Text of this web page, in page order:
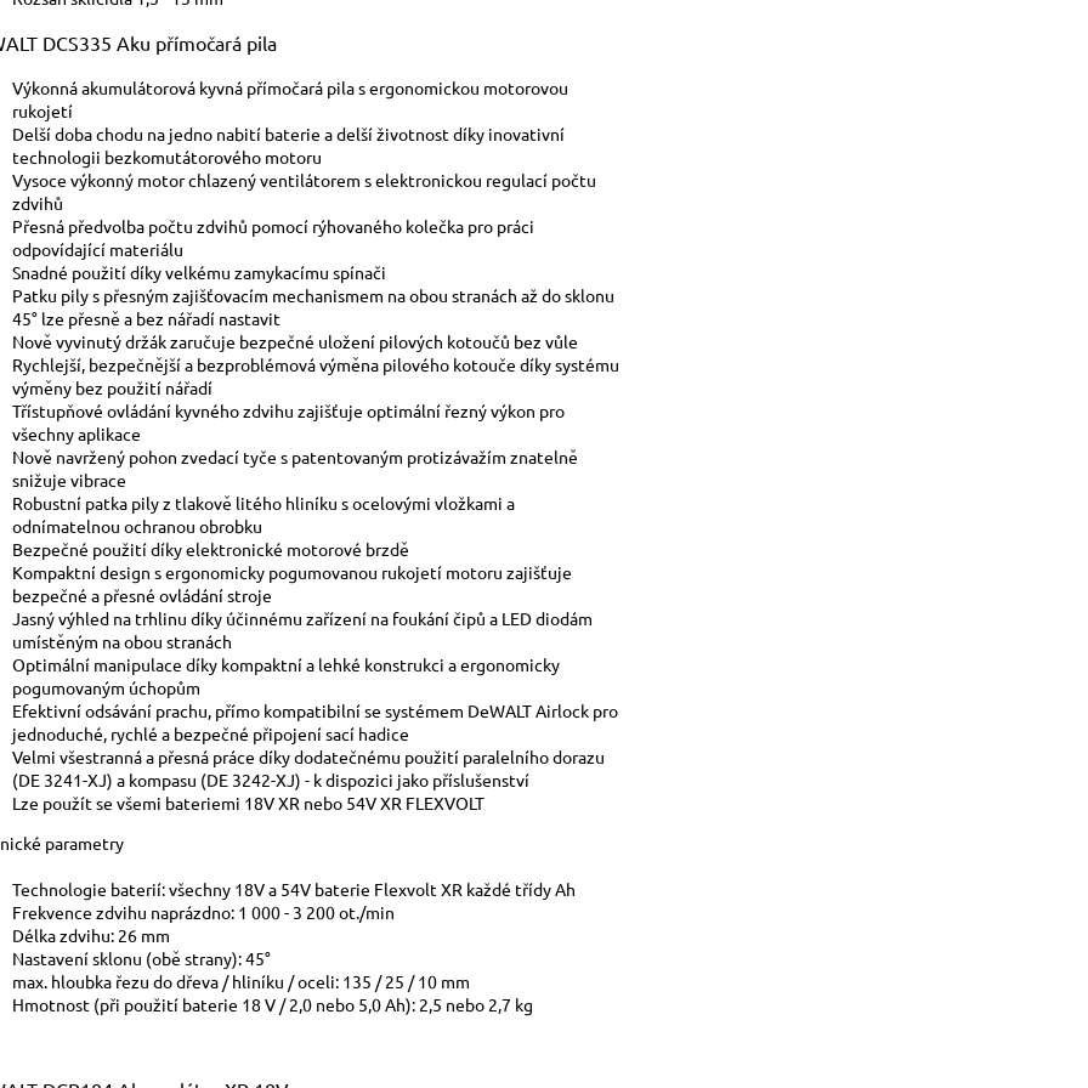
DCS335 Aku přímočará pila
Výkonná akumulátorová kyvná přímočará pila s ergonomickou motorovou
rukojetí
Delší doba chodu na jedno nabití baterie a delší životnost díky inovativní
technologii bezkomutátorového motoru
Vysoce výkonný motor chlazený ventilátorem s elektronickou regulací počtu
zdvihů
Přesná předvolba počtu zdvihů pomocí rýhovaného kolečka pro práci
odpovídající materiálu
Snadné použití díky velkému zamykacímu spínači
Patku pily s přesným zajišťovacím mechanismem na obou stranách až do sklonu
45° lze přesně a bez nářadí nastavit
Nově vyvinutý držák zaručuje bezpečné uložení pilových kotoučů bez vůle
Rychlejší, bezpečnější a bezproblémová výměna pilového kotouče díky systému
výměny bez použití nářadí
Třístupňové ovládání kyvného zdvihu zajišťuje optimální řezný výkon pro
všechny aplikace
Nově navržený pohon zvedací tyče s patentovaným protizávažím znatelně
snižuje vibrace
Robustní patka pily z tlakově litého hliníku s ocelovými vložkami a
odnímatelnou ochranou obrobku
Bezpečné použití díky elektronické motorové brzdě
Kompaktní design s ergonomicky pogumovanou rukojetí motoru zajišťuje
bezpečné a přesné ovládání stroje
Jasný výhled na trhlinu díky účinnému zařízení na foukání čipů a LED diodám
umístěným na obou stranách
Optimální manipulace díky kompaktní a lehké konstrukci a ergonomicky
pogumovaným úchopům
Efektivní odsávání prachu, přímo kompatibilní se systémem DeWALT Airlock pro
jednoduché, rychlé a bezpečné připojení sací hadice
Velmi všestranná a přesná práce díky dodatečnému použití paralelního dorazu
(DE 3241-XJ) a kompasu (DE 3242-XJ) - k dispozici jako příslušenství
Lze použít se všemi bateriemi 18V XR nebo 54V XR FLEXVOLT
parametry
Technologie baterií: všechny 18V a 54V baterie Flexvolt XR každé třídy Ah
Frekvence zdvihu naprázdno: 1 000 - 3 200 ot./min
Délka zdvihu: 26 mm
Nastavení sklonu (obě strany): 45°
max. hloubka řezu do dřeva / hliníku / oceli: 135 / 25 / 10 mm
Hmotnost (při použití baterie 18 V / 2,0 nebo 5,0 Ah): 2,5 nebo 2,7 kg